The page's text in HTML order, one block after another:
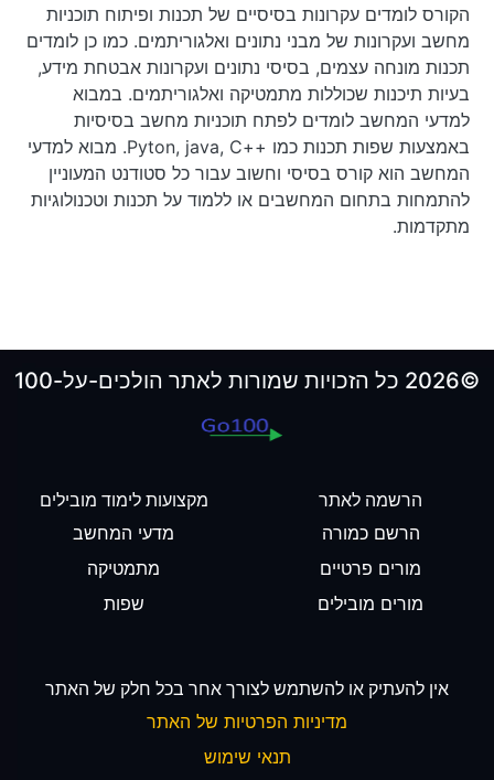
הקורס לומדים עקרונות בסיסיים של תכנות ופיתוח תוכניות
מחשב ועקרונות של מבני נתונים ואלגוריתמים. כמו כן לומדים
תכנות מונחה עצמים, בסיסי נתונים ועקרונות אבטחת מידע,
בעיות תיכנות שכוללות מתמטיקה ואלגוריתמים. במבוא
למדעי המחשב לומדים לפתח תוכניות מחשב בסיסיות
באמצעות שפות תכנות כמו ++Pyton, java, C. מבוא למדעי
המחשב הוא קורס בסיסי וחשוב עבור כל סטודנט המעוניין
להתמחות בתחום המחשבים או ללמוד על תכנות וטכנולוגיות
מתקדמות.
©2026 כל הזכויות שמורות לאתר הולכים-על-100
הרשמה לאתר
הרשם כמורה
מורים פרטיים
מורים מובילים
מקצועות לימוד מובילים
מדעי המחשב
מתמטיקה
שפות
אין להעתיק או להשתמש לצורך אחר בכל חלק של האתר
מדיניות הפרטיות של האתר
תנאי שימוש